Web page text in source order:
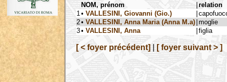
NOM, prénom |relation
1 • VALLESINI, Giovanni (Gio.) |
2• VALLESINI, Anna Maria (Anna M.a) |moglie
3• VALLESINI, Anna |figlia
[ < foyer précédent] [ foyer suivant > ]